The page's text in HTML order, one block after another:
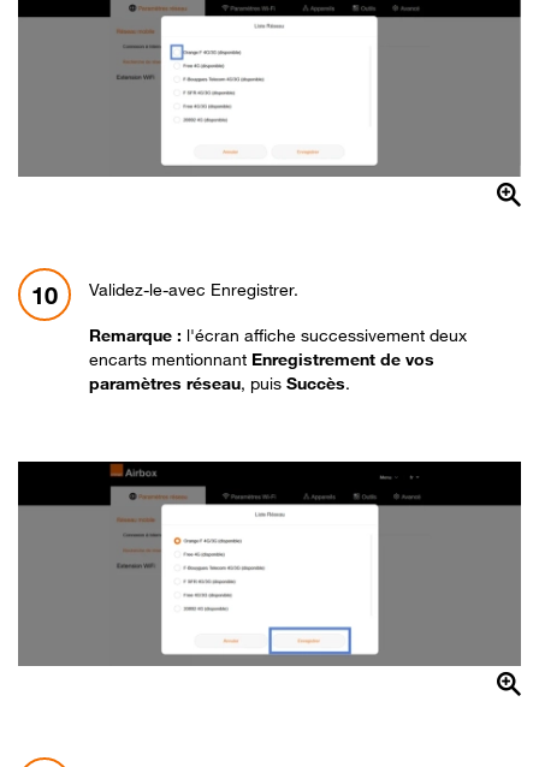
10 Validez-le-avec Enregistrer.
Remarque : l'écran affiche successivement deux
encarts mentionnant Enregistrement de vos
paramètres réseau, puis Succès.